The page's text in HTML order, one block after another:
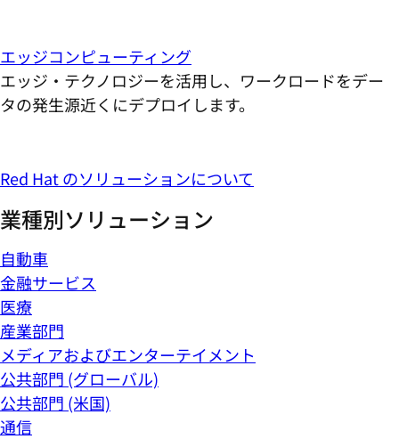
エッジコンピューティング
エッジ・テクノロジーを活用し、ワークロードをデー
タの発生源近くにデプロイします。
Red Hat のソリューションについて
業種別ソリューション
自動車
金融サービス
医療
産業部門
メディアおよびエンターテイメント
公共部門 (グローバル)
公共部門 (米国)
通信